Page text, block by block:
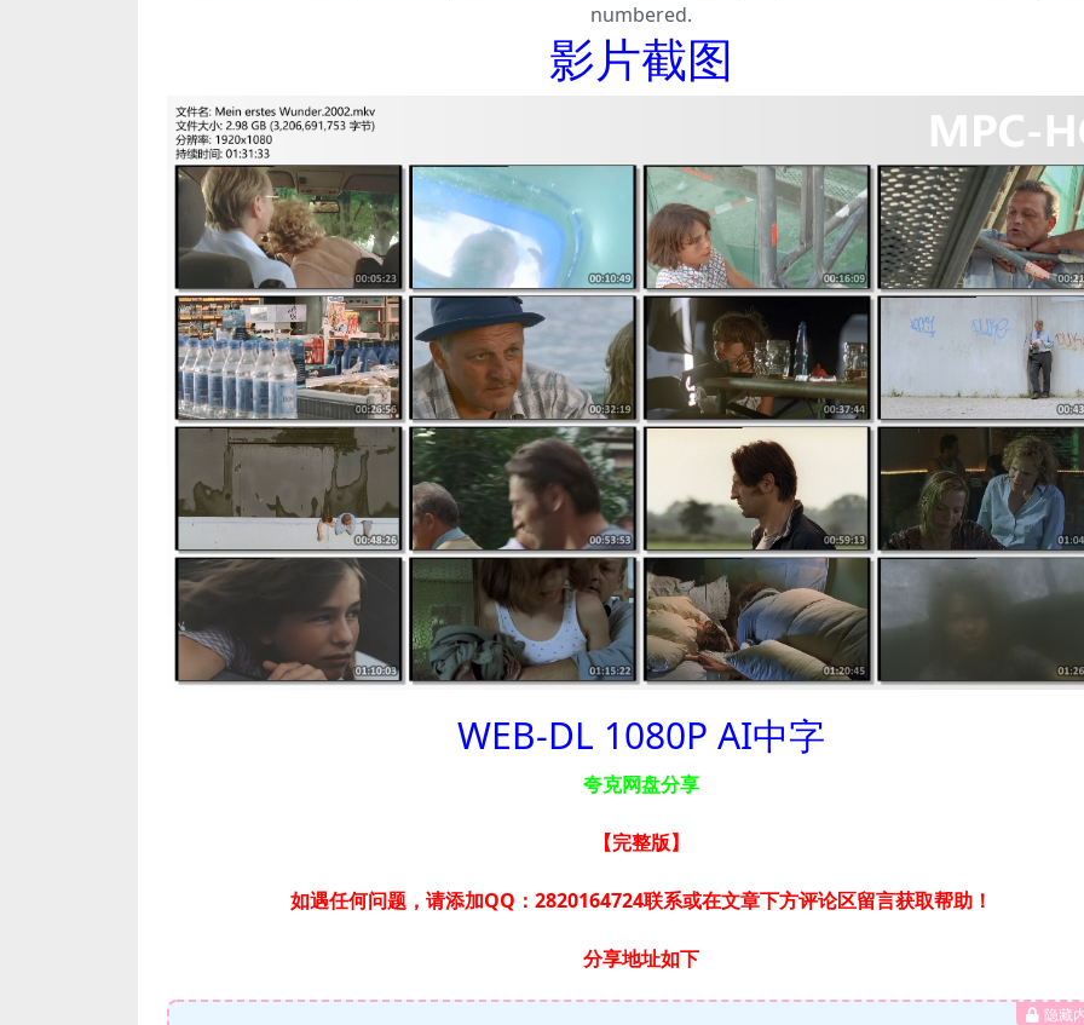
numbered.
影片截图
WEB-DL 1080P AI中字
夸克网盘分享
【完整版】
如遇任何问题，请添加QQ：2820164724联系或在文章下方评论区留言获取帮助！
分享地址如下
隐藏